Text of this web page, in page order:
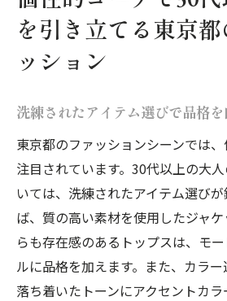
東京都の街並みに溶け込
モードカジュアルの魅力を解
着こなし術
魅力
シンプルと大胆のバラン
季節感を意識した色使い
大人の余裕を感じさせる
異素材ミックスで個性を
アクセントとなる小物を
を引き立てる東京
ッション
洗練されたアイテム選びで品格を
東京都のファッションシーンでは
注目されています。30代以上の大
いては、洗練されたアイテム選び
ば、質の高い素材を使用したジャ
らも存在感のあるトップスは、モ
ルに品格を加えます。また、カラー
落ち着いたトーンにアクセントカ